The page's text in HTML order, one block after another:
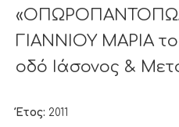
ΓΙΑΝΝΙΟΥ ΜΑΡΙΑ
οδό Ιάσονος &
Έτος: 2011